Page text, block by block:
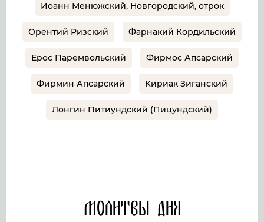
Иоанн Менюжский, Новгородский, отрок
Орентий Ризский Фарнакий Кордильский
Ерос Паремвольский Фирмос Апсарский
Фирмин Апсарский Кириак Зиганский
Лонгин Питиундский (Пицундский)
Молитвы дня